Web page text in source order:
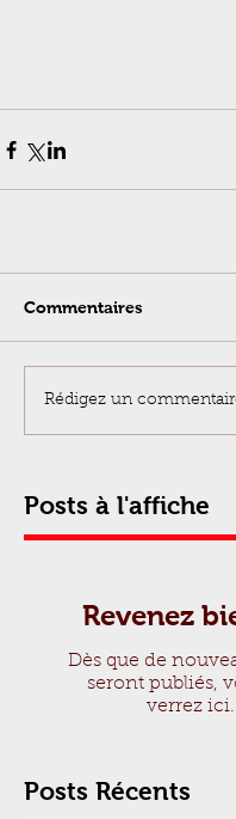
Commentaires
Rédigez un
Posts à l'affiche
Revenez
Dès que de
seront publiés,
verrez ici.
Posts Récents